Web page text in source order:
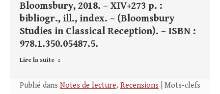
Bloomsbury, 2018. – XIV+273 p. :
bibliogr., ill., index. – (Bloomsbury
Studies in Classical Reception). – ISBN :
978.1.350.05487.5.
Lire la suite
Publié dans Notes de lecture, Recensions | Mots-clefs